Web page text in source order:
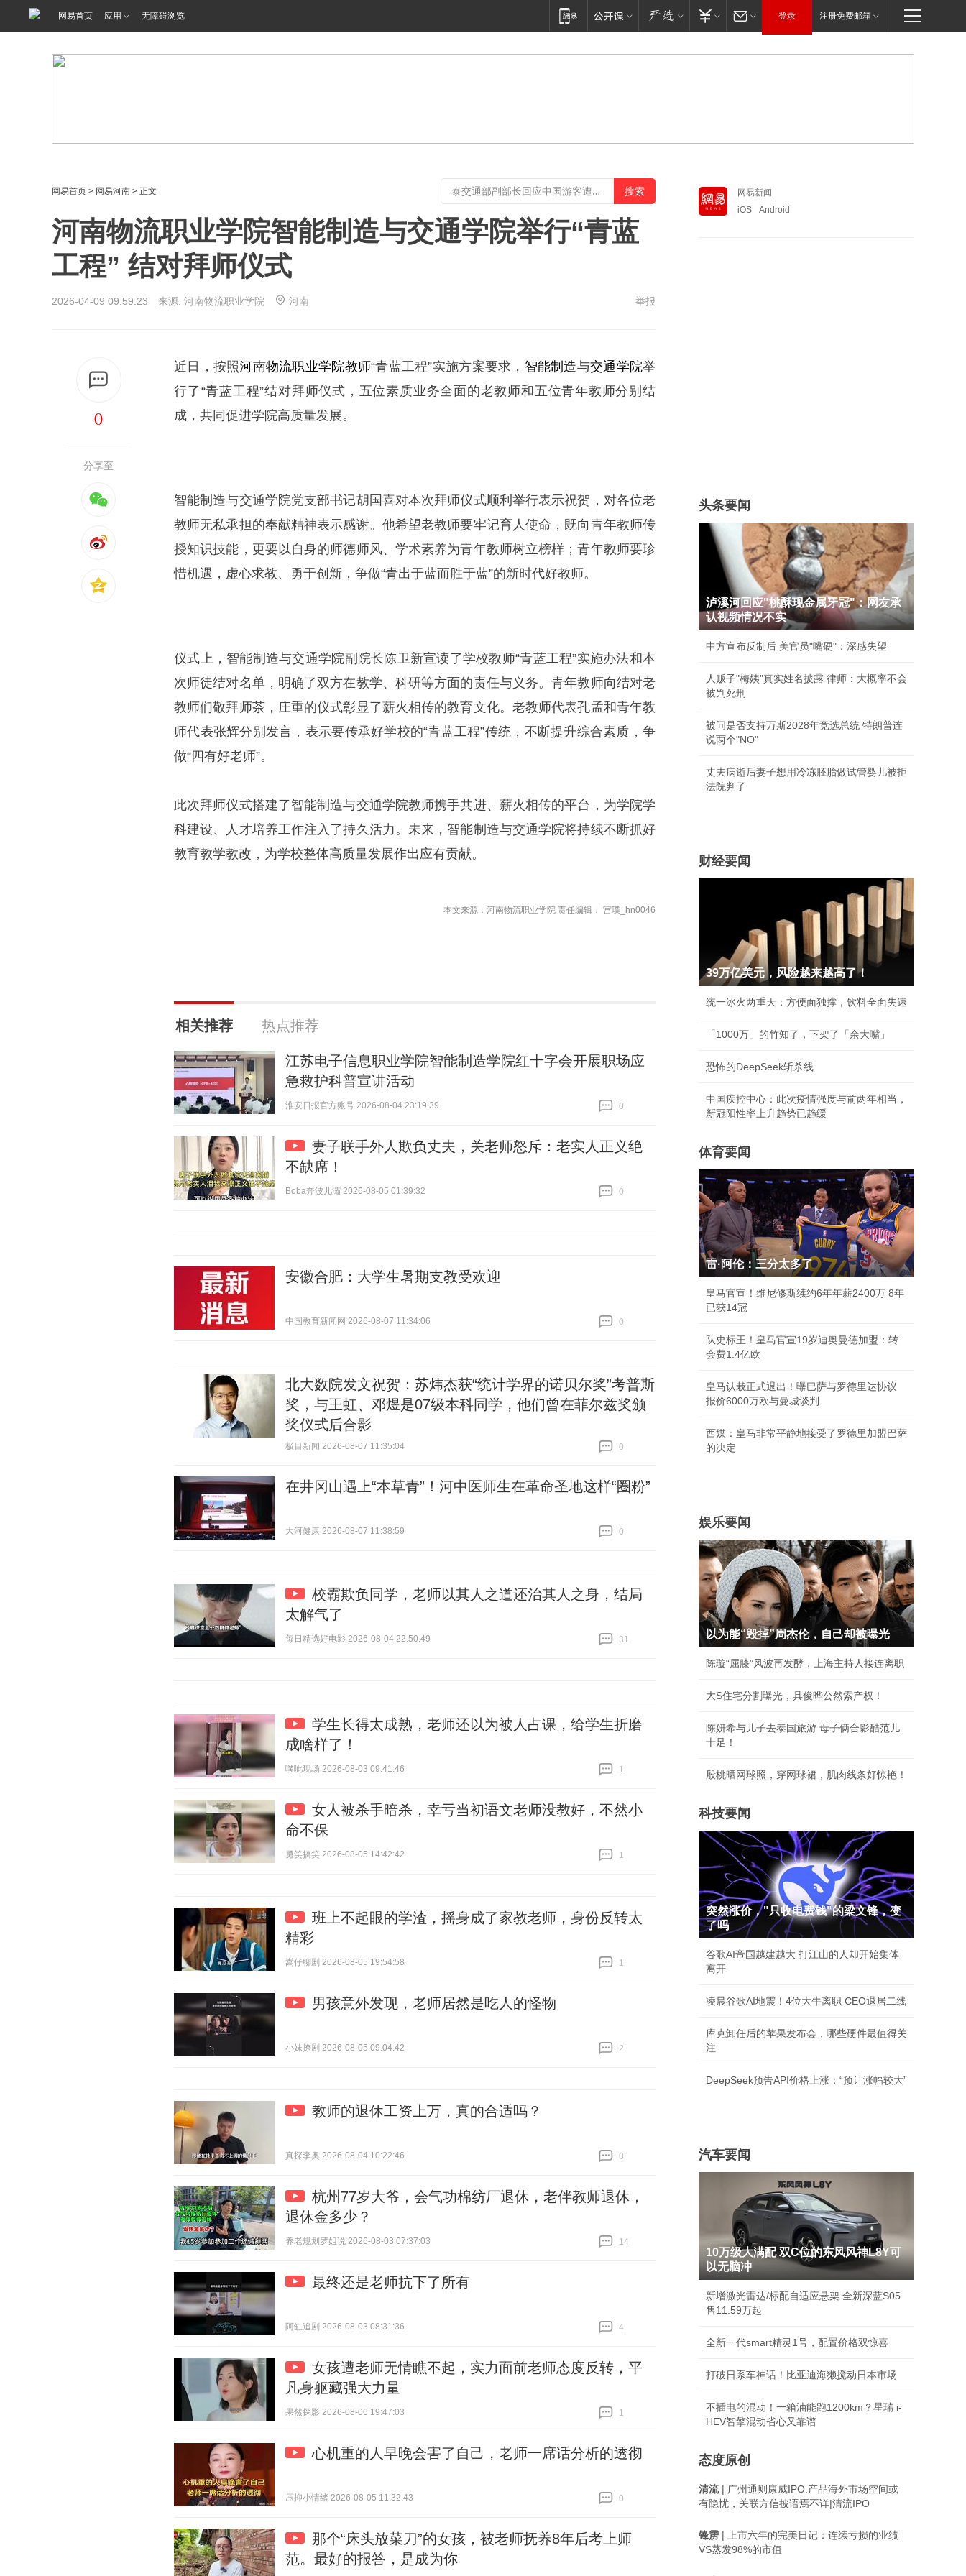
网易首页 应用 无障碍浏览 登录 注册免费邮箱
网易首页 > 网易河南 > 正文
河南物流职业学院智能制造与交通学院举行“青蓝
工程” 结对拜师仪式
2026-04-09 09:59:23 来源: 河南物流职业学院 河南 举报
0
分享至
近日，按照河南物流职业学院教师“青蓝工程”实施方案要求， 智能制造与交通学院举
行了“青蓝工程”结对拜师仪式，五位素质业务全面的老教师和五位青年教师分别结
成，共同促进学院高质量发展。
智能制造与交通学院党支部书记胡国喜对本次拜师仪式顺利举行表示祝贺，对各位老
教师无私承担的奉献精神表示感谢。他希望老教师要牢记育人使命，既向青年教师传
授知识技能，更要以自身的师德师风、学术素养为青年教师树立榜样；青年教师要珍
惜机遇，虚心求教、勇于创新，争做“青出于蓝而胜于蓝”的新时代好教师。
仪式上，智能制造与交通学院副院长陈卫新宣读了学校教师“青蓝工程”实施办法和本
次师徒结对名单，明确了双方在教学、科研等方面的责任与义务。青年教师向结对老
教师们敬拜师茶，庄重的仪式彰显了薪火相传的教育文化。老教师代表孔孟和青年教
师代表张辉分别发言，表示要传承好学校的“青蓝工程”传统，不断提升综合素质，争
做“四有好老师”。
此次拜师仪式搭建了智能制造与交通学院教师携手共进、薪火相传的平台，为学院学
科建设、人才培养工作注入了持久活力。未来，智能制造与交通学院将持续不断抓好
教育教学教改，为学校整体高质量发展作出应有贡献。
本文来源：河南物流职业学院 责任编辑： 宫璞_hn0046
相关推荐 热点推荐
江苏电子信息职业学院智能制造学院红十字会开展职场应
急救护科普宣讲活动
淮安日报官方账号 2026-08-04 23:19:39
0
妻子联手外人欺负丈夫，关老师怒斥：老实人正义绝
不缺席！
Boba奔波儿灞 2026-08-05 01:39:32
0
安徽合肥：大学生暑期支教受欢迎
中国教育新闻网 2026-08-07 11:34:06
0
北大数院发文祝贺：苏炜杰获“统计学界的诺贝尔奖”考普斯
奖，与王虹、邓煜是07级本科同学，他们曾在菲尔兹奖颁
奖仪式后合影
极目新闻 2026-08-07 11:35:04
0
在井冈山遇上“本草青”！河中医师生在革命圣地这样“圈粉”
大河健康 2026-08-07 11:38:59
0
校霸欺负同学，老师以其人之道还治其人之身，结局
太解气了
每日精选好电影 2026-08-04 22:50:49
31
学生长得太成熟，老师还以为被人占课，给学生折磨
成啥样了！
噗呲现场 2026-08-03 09:41:46
1
女人被杀手暗杀，幸亏当初语文老师没教好，不然小
命不保
勇笑搞笑 2026-08-05 14:42:42
1
班上不起眼的学渣，摇身成了家教老师，身份反转太
精彩
嵩仔聊剧 2026-08-05 19:54:58
1
男孩意外发现，老师居然是吃人的怪物
小妹撩剧 2026-08-05 09:04:42
2
教师的退休工资上万，真的合适吗？
真探李奥 2026-08-04 10:22:46
0
杭州77岁大爷，会气功棉纺厂退休，老伴教师退休，
退休金多少？
养老规划罗姐说 2026-08-03 07:37:03
14
最终还是老师抗下了所有
阿缸追剧 2026-08-03 08:31:36
4
女孩遭老师无情瞧不起，实力面前老师态度反转，平
凡身躯藏强大力量
果然探影 2026-08-06 19:47:03
1
心机重的人早晚会害了自己，老师一席话分析的透彻
压抑小情绪 2026-08-05 11:32:43
0
那个“床头放菜刀”的女孩，被老师抚养8年后考上师
范。最好的报答，是成为你
网易新闻
iOS
Android
头条要闻
泸溪河回应"桃酥现金属牙冠"：网友承
认视频情况不实
中方宣布反制后 美官员"嘴硬"：深感失望
人贩子"梅姨"真实姓名披露 律师：大概率不会
被判死刑
被问是否支持万斯2028年竞选总统 特朗普连
说两个"NO"
丈夫病逝后妻子想用冷冻胚胎做试管婴儿被拒
法院判了
财经要闻
39万亿美元，风险越来越高了！
统一冰火两重天：方便面独撑，饮料全面失速
「1000万」的竹知了，下架了「余大嘴」
恐怖的DeepSeek斩杀线
中国疾控中心：此次疫情强度与前两年相当，
新冠阳性率上升趋势已趋缓
体育要闻
雷·阿伦：三分太多了
皇马官宣！维尼修斯续约6年年薪2400万 8年
已获14冠
队史标王！皇马官宣19岁迪奥曼德加盟：转
会费1.4亿欧
皇马认栽正式退出！曝巴萨与罗德里达协议
报价6000万欧与曼城谈判
西媒：皇马非常平静地接受了罗德里加盟巴萨
的决定
娱乐要闻
以为能“毁掉”周杰伦，自己却被曝光
陈璇“屈膝”风波再发酵，上海主持人接连离职
大S住宅分割曝光，具俊晔公然索产权！
陈妍希与儿子去泰国旅游 母子俩合影酷范儿
十足！
殷桃晒网球照，穿网球裙，肌肉线条好惊艳！
科技要闻
突然涨价，"只收电费钱"的梁文锋，变
了吗
谷歌AI帝国越建越大 打江山的人却开始集体
离开
凌晨谷歌AI地震！4位大牛离职 CEO退居二线
库克卸任后的苹果发布会，哪些硬件最值得关
注
DeepSeek预告API价格上涨：“预计涨幅较大”
汽车要闻
10万级大满配 双C位的东风风神L8Y可
以无脑冲
新增激光雷达/标配自适应悬架 全新深蓝S05
售11.59万起
全新一代smart精灵1号，配置价格双惊喜
打破日系车神话！比亚迪海獭搅动日本市场
不插电的混动！一箱油能跑1200km？星瑞 i-
HEV智擎混动省心又靠谱
态度原创
清流| 广州通则康威IPO:产品海外市场空间或
有隐忧，关联方信披语焉不详|清流IPO
锋雳 | 上市六年的完美日记：连续亏损的业绩
VS蒸发98%的市值